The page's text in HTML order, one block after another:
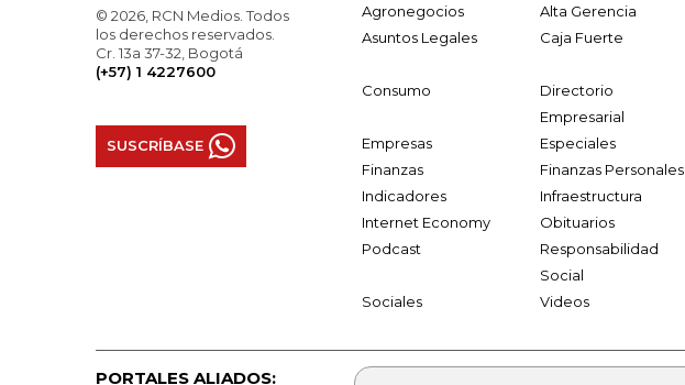
© 2026, RCN Medios. Todos
los derechos reservados.
Cr. 13a 37-32, Bogotá
(+57) 1 4227600
SUSCRÍBASE
Agronegocios Alta Gerencia
Asuntos Legales
Caja Fuerte
Consumo
Directorio
Empresarial
Empresas Especiales
Finanzas
Finanzas Personales
Indicadores
Infraestructura
Internet Economy
Obituarios
Podcast
Responsabilidad
Social
Sociales Videos
PORTALES ALIADOS: